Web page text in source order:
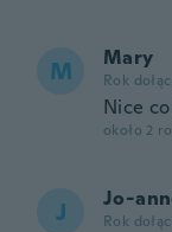
M Mary
Rok
Nice
około 2
J Jo-
Rok